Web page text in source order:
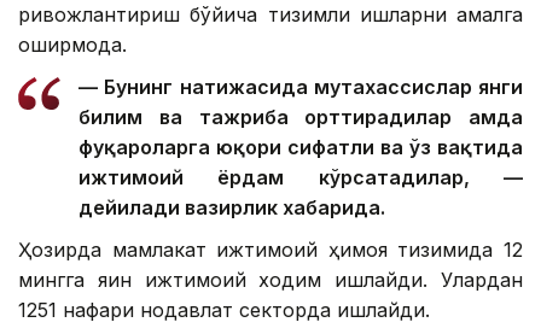
ривожлантириш бўйича тизимли ишларни амалга
оширмоқда.
— Бунинг натижасида мутахассислар янги
билим ва тажриба орттирадилар ҳамда
фуқароларга юқори сифатли ва ўз вақтида
ижтимоий ёрдам кўрсатадилар, —
дейилади вазирлик хабарида.
Ҳозирда мамлакат ижтимоий ҳимоя тизимида 12
мингга яқин ижтимоий ходим ишлайди. Улардан
1251 нафари нодавлат секторда ишлайди.